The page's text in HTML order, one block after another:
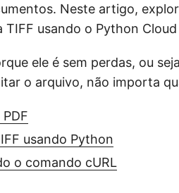
Neste artigo,
TIFF usando o Python Cloud
ele é sem perdas, ou
o arquivo, não importa
usando Python
o comando cURL